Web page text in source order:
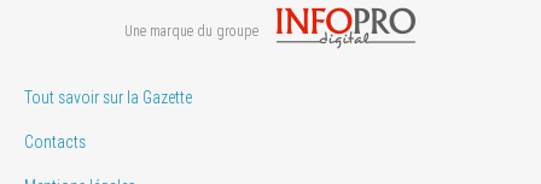
Une marque du groupe
Tout savoir sur la Gazette
Contacts